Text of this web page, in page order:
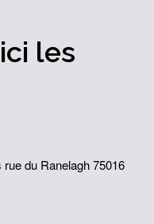
les
rue du Ranelagh75016